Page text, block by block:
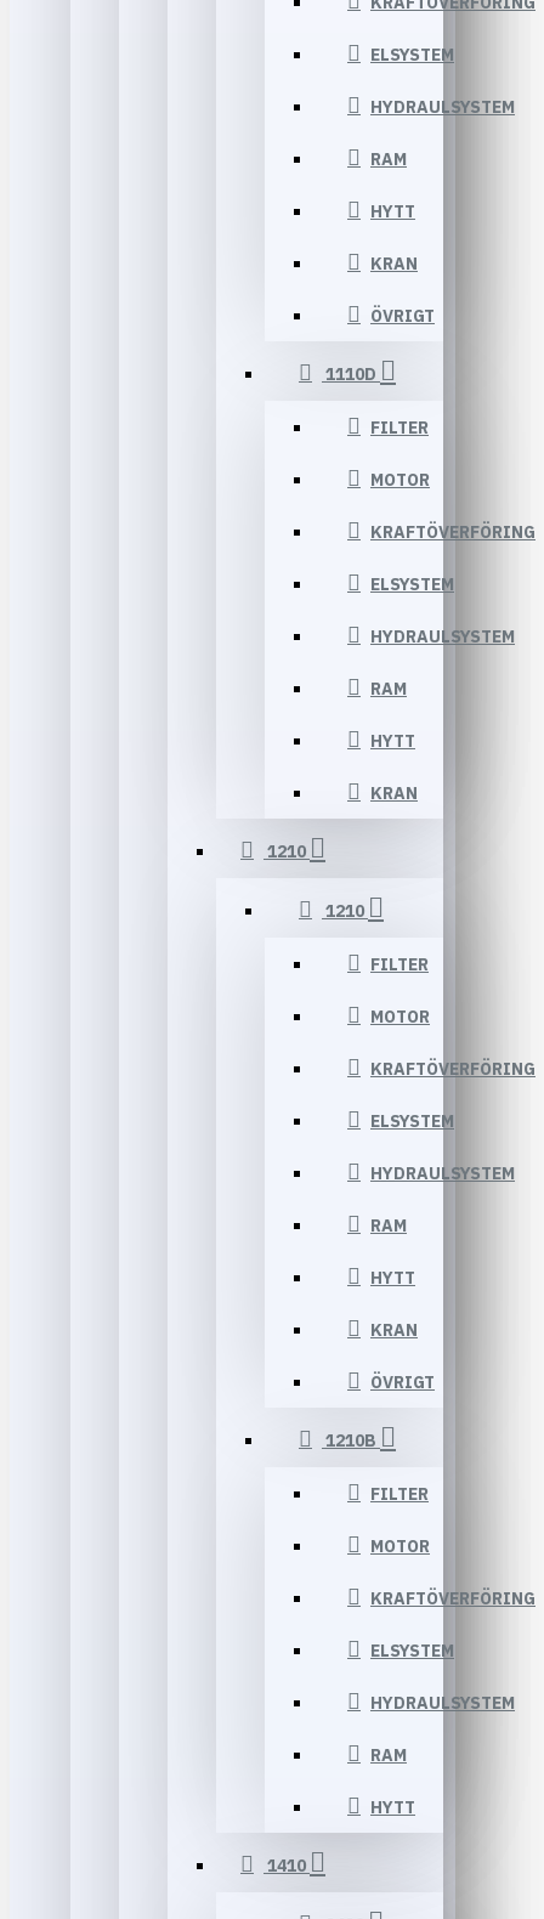
ELSYSTEM
HYDRAULSYSTEM
RAM
HYTT
KRAN
ÖVRIGT
1110D
FILTER
MOTOR
KRAFTÖVERFÖRING
ELSYSTEM
HYDRAULSYSTEM
RAM
HYTT
KRAN
1210
1210
FILTER
MOTOR
KRAFTÖVERFÖRING
ELSYSTEM
HYDRAULSYSTEM
RAM
HYTT
KRAN
ÖVRIGT
1210B
FILTER
MOTOR
KRAFTÖVERFÖRING
ELSYSTEM
HYDRAULSYSTEM
RAM
HYTT
1410